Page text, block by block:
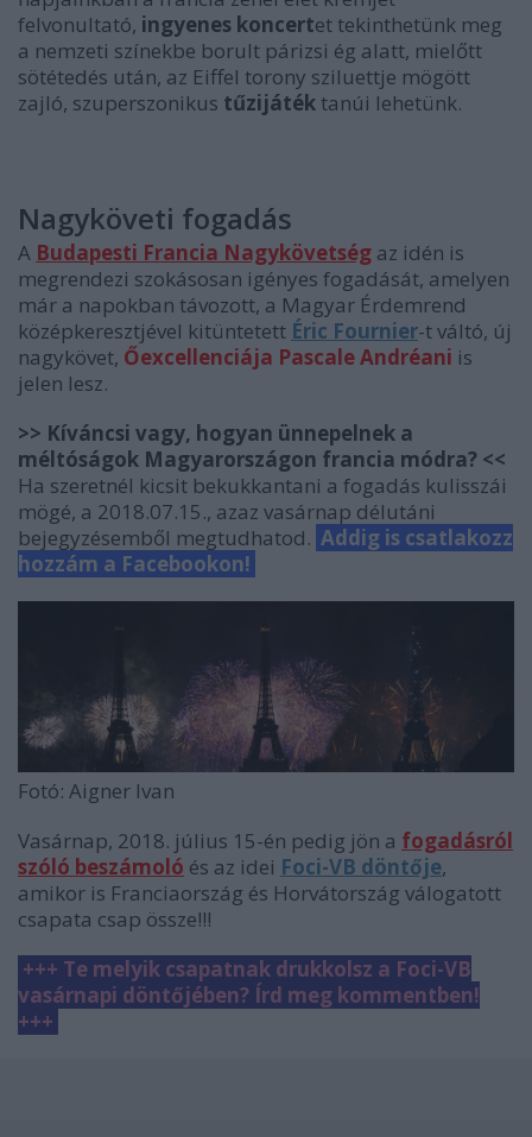
felvonultató, ingyenes koncertet tekinthetünk meg
a nemzeti színekbe borult párizsi ég alatt, mielőtt
sötétedés után, az Eiffel torony sziluettje mögött
zajló, szuperszonikus tűzijáték tanúi lehetünk.
Nagyköveti fogadás
A Budapesti Francia Nagykövetség az idén is
megrendezi szokásosan igényes fogadását, amelyen
már a napokban távozott, a Magyar Érdemrend
középkeresztjével kitüntetett Éric Fournier-t váltó, új
nagykövet, Őexcellenciája Pascale Andréani is
jelen lesz.
>> Kíváncsi vagy, hogyan ünnepelnek a
méltóságok Magyarországon francia módra? <<
Ha szeretnél kicsit bekukkantani a fogadás kulisszái
mögé, a 2018.07.15., azaz vasárnap délutáni
bejegyzésemből megtudhatod. Addig is csatlakozz
hozzám a Facebookon!
Fotó: Aigner Ivan
Vasárnap, 2018. július 15-én pedig jön a fogadásról
szóló beszámoló és az idei Foci-VB döntője,
amikor is Franciaország és Horvátország válogatott
csapata csap össze!!!
+++ Te melyik csapatnak drukkolsz a Foci-VB
vasárnapi döntőjében? Írd meg kommentben!
+++